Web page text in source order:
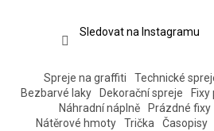
Sledovat na Instagramu
Spreje na graffiti Technické
Bezbarvé laky
Dekorační spreje
Náhradní náplně
Prázdné fixy
Nátěrové hmoty
Trička Časopisy